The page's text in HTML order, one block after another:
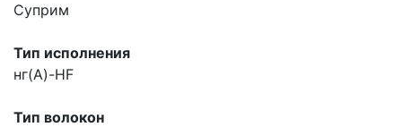
Суприм
Тип исполнения
нг(A)-HF
Тип волокон